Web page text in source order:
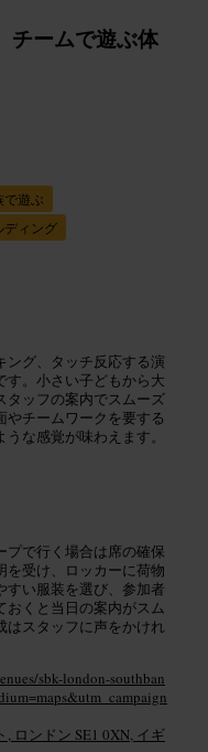
チームで遊ぶ体
で遊ぶ
ディング
ング、タッチ反応する演
す。小さい子どもから大
タッフの案内でスムーズ
チームワークを要する
な感覚が味わえます。
プで行く場合は席の確保
を受け、ロッカーに荷物
すい服装を選び、参加者
おくと当日の案内がスム
はスタッフに声をかけれ
sbk-london-southban
ロンドン SE1 0XN, イギ